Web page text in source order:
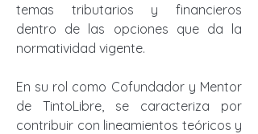
temas tributarios y financieros
dentro de las opciones que da la
normatividad vigente.
En su rol como Cofundador y Mentor
de TintoLibre, se caracteriza por
contribuir con lineamientos teóricos y